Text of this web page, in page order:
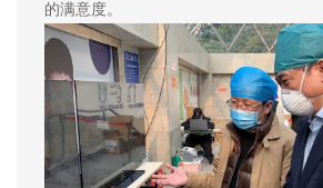
的满意度。